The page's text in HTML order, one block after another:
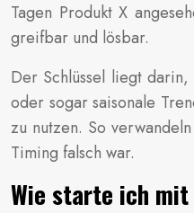
Tagen Produkt X
greifbar und lösbar.
Der Schlüssel liegt
oder sogar saisonale
zu nutzen. So
Timing falsch war.
Wie starte ich mit